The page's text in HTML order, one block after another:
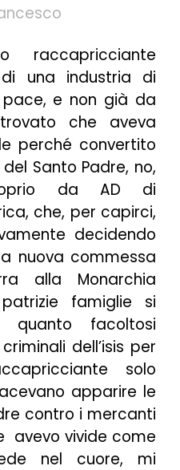
raccapricciante
di una industria di
e non già da
che aveva
perché convertito
Santo Padre, no,
da AD di
che, per capirci,
decidendo
nuova commessa
alla Monarchia
famiglie si
facoltosi
dell’isis per
solo
apparire le
contro i mercanti
avevo vivide come
nel cuore, mi